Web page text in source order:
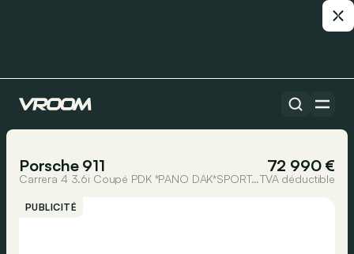
Toutes les voitures
Porsche 911 72 990 €
Carrera 4 3.6i Coupé PDK *PANO DAK*SPORT CHRONO*GEVENTILEERDE ZETELS*...TVA déductible
PUBLICITÉ